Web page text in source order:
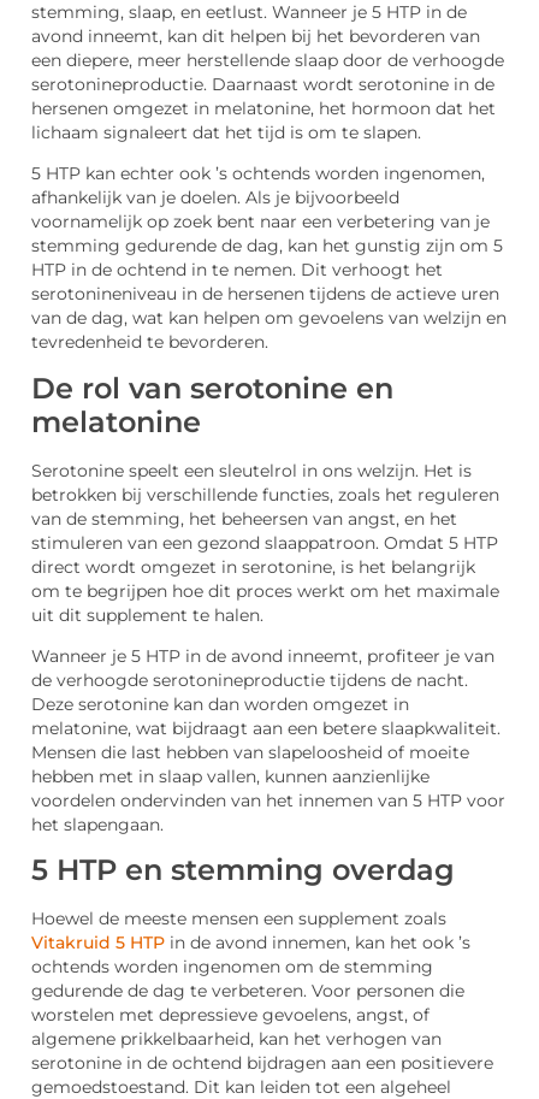
stemming, slaap, en eetlust. Wanneer je 5 HTP in de
avond inneemt, kan dit helpen bij het bevorderen van
een diepere, meer herstellende slaap door de verhoogde
serotonineproductie. Daarnaast wordt serotonine in de
hersenen omgezet in melatonine, het hormoon dat het
lichaam signaleert dat het tijd is om te slapen.
5 HTP kan echter ook ’s ochtends worden ingenomen,
afhankelijk van je doelen. Als je bijvoorbeeld
voornamelijk op zoek bent naar een verbetering van je
stemming gedurende de dag, kan het gunstig zijn om 5
HTP in de ochtend in te nemen. Dit verhoogt het
serotonineniveau in de hersenen tijdens de actieve uren
van de dag, wat kan helpen om gevoelens van welzijn en
tevredenheid te bevorderen.
De rol van serotonine en
melatonine
Serotonine speelt een sleutelrol in ons welzijn. Het is
betrokken bij verschillende functies, zoals het reguleren
van de stemming, het beheersen van angst, en het
stimuleren van een gezond slaappatroon. Omdat 5 HTP
direct wordt omgezet in serotonine, is het belangrijk
om te begrijpen hoe dit proces werkt om het maximale
uit dit supplement te halen.
Wanneer je 5 HTP in de avond inneemt, profiteer je van
de verhoogde serotonineproductie tijdens de nacht.
Deze serotonine kan dan worden omgezet in
melatonine, wat bijdraagt aan een betere slaapkwaliteit.
Mensen die last hebben van slapeloosheid of moeite
hebben met in slaap vallen, kunnen aanzienlijke
voordelen ondervinden van het innemen van 5 HTP voor
het slapengaan.
5 HTP en stemming overdag
Hoewel de meeste mensen een supplement zoals
Vitakruid 5 HTP in de avond innemen, kan het ook ’s
ochtends worden ingenomen om de stemming
gedurende de dag te verbeteren. Voor personen die
worstelen met depressieve gevoelens, angst, of
algemene prikkelbaarheid, kan het verhogen van
serotonine in de ochtend bijdragen aan een positievere
gemoedstoestand. Dit kan leiden tot een algeheel